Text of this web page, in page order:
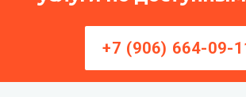
+7 (906) 664-09-